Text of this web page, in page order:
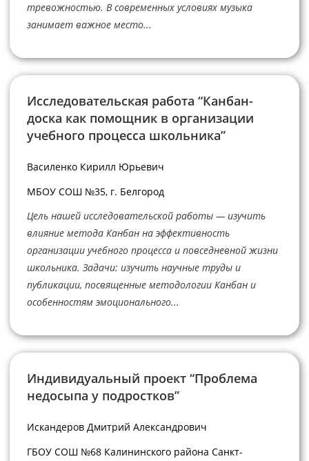
тревожностью. В современных условиях музыка
занимает важное место...
Исследовательская работа “Канбан-
доска как помощник в организации
учебного процесса школьника”
Василенко Кирилл Юрьевич
МБОУ СОШ №35, г. Белгород
Цель нашей исследовательской работы — изучить
влияние метода Канбан на эффективность
организации учебного процесса и повседневной жизни
школьника. Задачи: изучить научные труды и
публикации, посвященные методологии Канбан и
особенностям эмоционального...
Индивидуальный проект “Проблема
недосыпа у подростков”
Искандеров Дмитрий Александрович
ГБОУ СОШ №68 Калининского района Санкт-